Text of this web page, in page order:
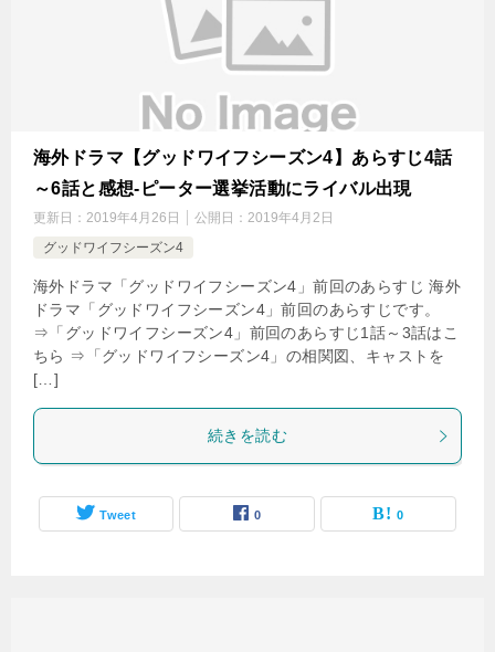
海外ドラマ【グッドワイフシーズン4】あらすじ4話
～6話と感想-ピーター選挙活動にライバル出現
更新日： 2019年4月26日 公開日： 2019年4月2日
グッドワイフシーズン4
海外ドラマ「グッドワイフシーズン4」前回のあらすじ 海外
ドラマ「グッドワイフシーズン4」前回のあらすじです。
⇒「グッドワイフシーズン4」前回のあらすじ1話～3話はこ
ちら ⇒「グッドワイフシーズン4」の相関図、キャストを
[…]
続きを読む
Tweet 0 0